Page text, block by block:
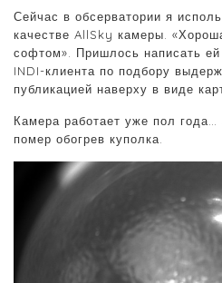
Сейчас в обсерватории я
качестве AllSky камеры.
софтом». Пришлось написать
INDI-клиента по подбору
публикацией наверху в виде
Камера работает уже пол года…
помер обогрев куполка.